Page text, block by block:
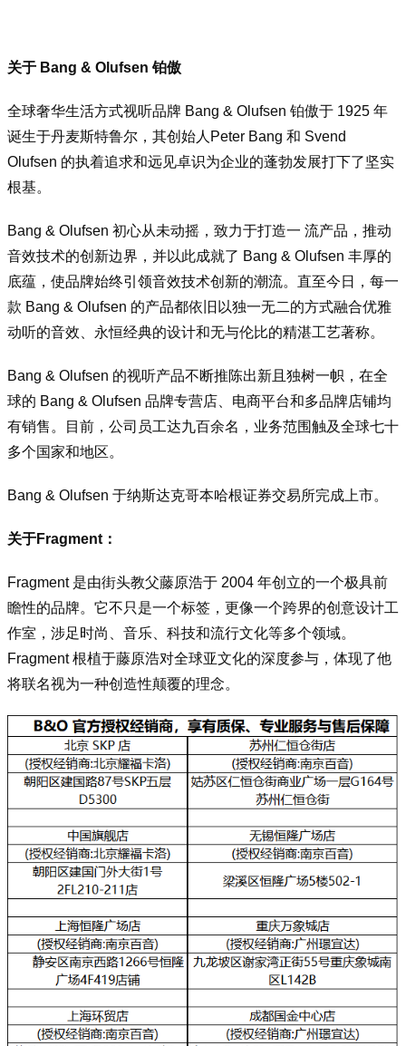
关于 Bang & Olufsen 铂傲
全球奢华生活方式视听品牌 Bang & Olufsen 铂傲于 1925 年
诞生于丹麦斯特鲁尔，其创始人Peter Bang 和 Svend
Olufsen 的执着追求和远见卓识为企业的蓬勃发展打下了坚实
根基。
Bang & Olufsen 初心从未动摇，致力于打造一 流产品，推动
音效技术的创新边界，并以此成就了 Bang & Olufsen 丰厚的
底蕴，使品牌始终引领音效技术创新的潮流。直至今日，每一
款 Bang & Olufsen 的产品都依旧以独一无二的方式融合优雅
动听的音效、永恒经典的设计和无与伦比的精湛工艺著称。
Bang & Olufsen 的视听产品不断推陈出新且独树一帜，在全
球的 Bang & Olufsen 品牌专营店、电商平台和多品牌店铺均
有销售。目前，公司员工达九百余名，业务范围触及全球七十
多个国家和地区。
Bang & Olufsen 于纳斯达克哥本哈根证券交易所完成上市。
关于Fragment：
Fragment 是由街头教父藤原浩于 2004 年创立的一个极具前
瞻性的品牌。它不只是一个标签，更像一个跨界的创意设计工
作室，涉足时尚、音乐、科技和流行文化等多个领域。
Fragment 根植于藤原浩对全球亚文化的深度参与，体现了他
将联名视为一种创造性颠覆的理念。